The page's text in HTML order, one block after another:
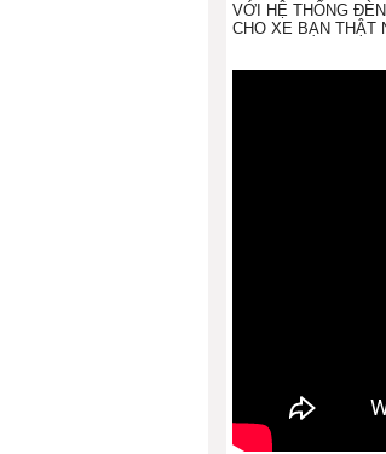
VỚI HỆ THỐNG
CHO XE BẠN THẬT